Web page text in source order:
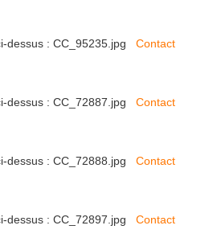
dessus : CC_95235.jpg Contact
dessus : CC_72887.jpg Contact
dessus : CC_72888.jpg Contact
dessus : CC_72897.jpg Contact